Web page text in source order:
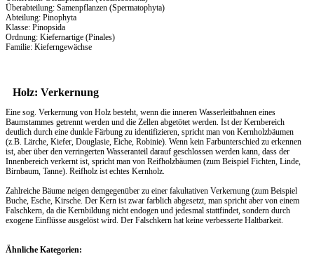
Überabteilung: Samenpflanzen (Spermatophyta)
Abteilung: Pinophyta
Klasse: Pinopsida
Ordnung: Kiefernartige (Pinales)
Familie: Kieferngewächse
Holz: Verkernung
Eine sog. Verkernung von Holz besteht, wenn die inneren Wasserleitbahnen eines
Baumstammes getrennt werden und die Zellen abgetötet werden. Ist der Kernbereich
deutlich durch eine dunkle Färbung zu identifizieren, spricht man von Kernholzbäumen
(z.B. Lärche, Kiefer, Douglasie, Eiche, Robinie). Wenn kein Farbunterschied zu erkennen
ist, aber über den verringerten Wasseranteil darauf geschlossen werden kann, dass der
Innenbereich verkernt ist, spricht man von Reifholzbäumen (zum Beispiel Fichten, Linde,
Birnbaum, Tanne). Reifholz ist echtes Kernholz.
Zahlreiche Bäume neigen demgegenüber zu einer fakultativen Verkernung (zum Beispiel
Buche, Esche, Kirsche. Der Kern ist zwar farblich abgesetzt, man spricht aber von einem
Falschkern, da die Kernbildung nicht endogen und jedesmal stattfindet, sondern durch
exogene Einflüsse ausgelöst wird. Der Falschkern hat keine verbesserte Haltbarkeit.
Ähnliche Kategorien: